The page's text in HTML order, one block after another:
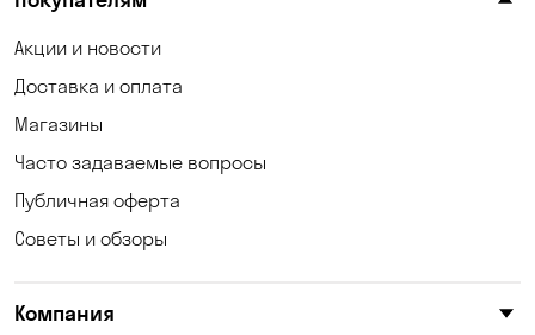
Акции и новости
Доставка и оплата
Магазины
Часто задаваемые вопросы
Публичная оферта
Советы и обзоры
Компания